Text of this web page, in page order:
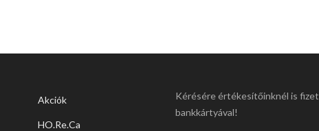
Akciók
HO.Re.Ca
Kérésére értékesítőinknél is
bankkártyával!